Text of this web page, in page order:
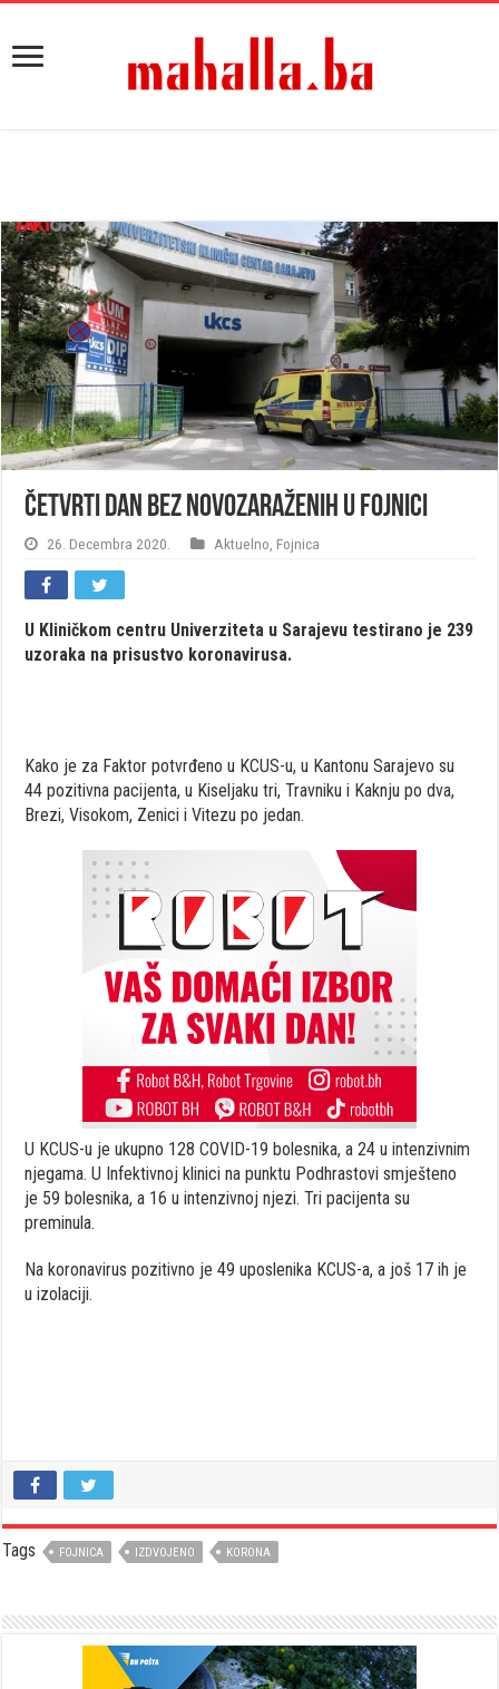
Četvrti dan bez novozaraženih u Fojnici
26. Decembra 2020. Aktuelno Fojnica
U Kliničkom centru Univerziteta u Sarajevu testirano je 239
uzoraka na prisustvo koronavirusa.
Kako je za Faktor potvrđeno u KCUS-u, u Kantonu Sarajevo su
44 pozitivna pacijenta, u Kiseljaku tri, Travniku i Kaknju po dva,
Brezi, Visokom, Zenici i Vitezu po jedan.
U KCUS-u je ukupno 128 COVID-19 bolesnika, a 24 u intenzivnim
njegama. U Infektivnoj klinici na punktu Podhrastovi smješteno
je 59 bolesnika, a 16 u intenzivnoj njezi. Tri pacijenta su
preminula.
Na koronavirus pozitivno je 49 uposlenika KCUS-a, a još 17 ih je
u izolaciji.
Tags FOJNICA IZDVOJENO KORONA